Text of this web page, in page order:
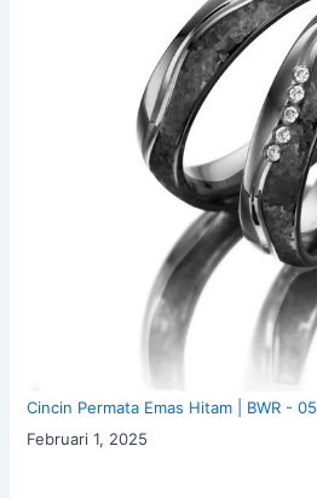
Cincin Permata Emas Hitam | BWR - 05
Februari 1, 2025